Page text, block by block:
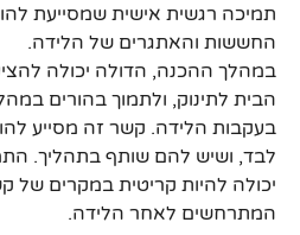
תמיכה רגשית אישית שמסייעת
החששות והאתגרים של הלידה.
במהלך ההכנה, הדולה יכולה
הבית לתינוק, ולתמוך בהורים
בעקבות הלידה. קשר זה מסייע
לבד, ושיש להם שותף בתהליך.
יכולה להיות קריטית במקרים של
המתרחשים לאחר הלידה.